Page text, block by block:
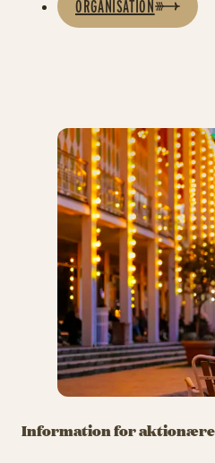
ORGANISATION
Information for